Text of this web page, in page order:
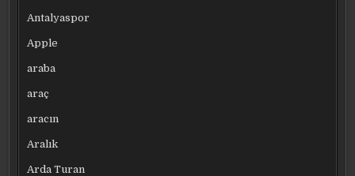
Antalyaspor
Apple
araba
araç
aracın
Aralık
Arda Turan